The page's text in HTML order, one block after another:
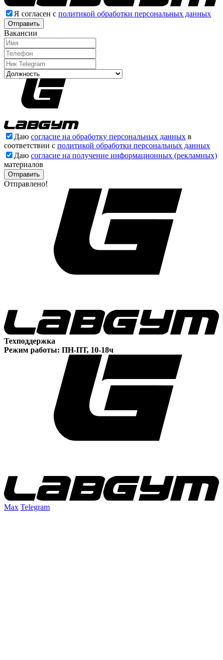
Я согласен с политикой обработки персональных данных
Отправить
Вакансии
Даю согласие на обработку персональных данных в
соответствии с политикой обработки персональных данных
Даю согласие на получение информационных (рекламных)
материалов
Отправлено!
Техподдержка
Режим работы: ПН-ПТ, 10-18ч
Max Telegram